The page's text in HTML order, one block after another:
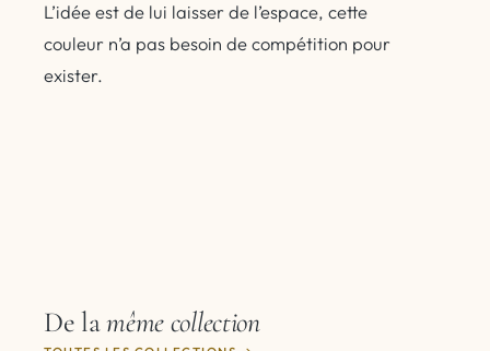
L’idée est de lui laisser de l’espace, cette
couleur n’a pas besoin de compétition pour
exister.
De lamême collection